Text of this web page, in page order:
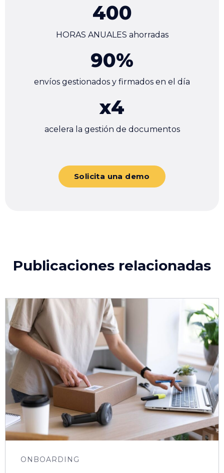
HORAS ANUALES ahorradas
400
envíos gestionados y firmados en el día
90%
acelera la gestión de documentos
x4
Solicita una demo
Publicaciones relacionadas
ONBOARDING